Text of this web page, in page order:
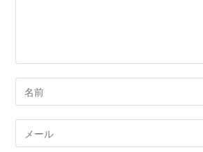
Enter
your
name
Enter
your